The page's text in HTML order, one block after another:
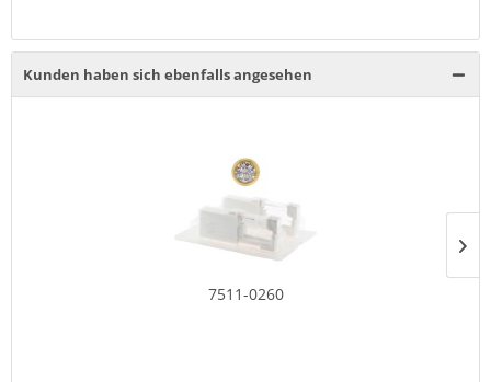
Kunden haben sich ebenfalls angesehen
7511-0260